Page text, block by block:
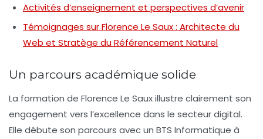
Activités d’enseignement et perspectives d’avenir
Témoignages sur Florence Le Saux : Architecte du
Web et Stratège du Référencement Naturel
Un parcours académique solide
La formation de Florence Le Saux illustre clairement son
engagement vers l’excellence dans le secteur digital.
Elle débute son parcours avec un BTS Informatique à